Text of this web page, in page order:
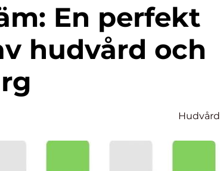
hudvård och
Hudvård